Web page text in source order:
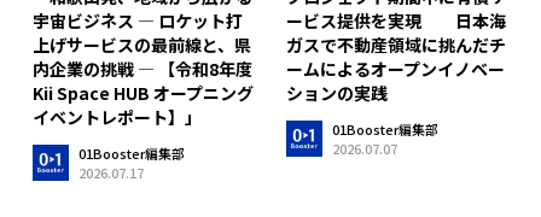
宇宙ビジネス ― ロケット打
上げサービスの最前線と、県
内企業の挑戦 ― 【令和8年度
Kii Space HUB オープニング
イベントレポート】」
01Booster編集部
2026.07.17
ービス提供を実現 日本海
ガスで不動産領域に挑んだチ
ームによるオープンイノベー
ションの実践
01Booster編集部
2026.07.07